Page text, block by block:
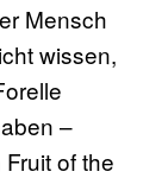
Mensch
wissen,
–
of the